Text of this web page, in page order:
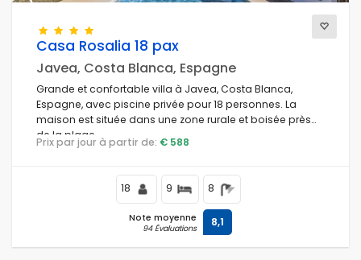
Casa Rosalia 18 pax
Javea, Costa Blanca, Espagne
Grande et confortable villa à Javea, Costa Blanca,
Espagne, avec piscine privée pour 18 personnes. La
maison est située dans une zone rurale et boisée près
de la plage.
Prix par jour à partir de: € 588
18 9 8
Note moyenne
94 Évaluations 8,1